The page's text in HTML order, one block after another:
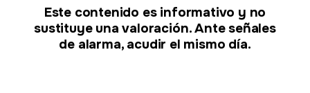
Este contenido es informativo y no
sustituye una valoración. Ante señales
de alarma, acudir el mismo día.